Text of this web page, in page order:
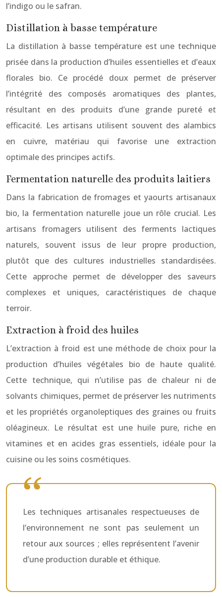
l’indigo ou le safran.
Distillation à basse température
La distillation à basse température est une technique
prisée dans la production d’huiles essentielles et d’eaux
florales bio. Ce procédé doux permet de préserver
l’intégrité des composés aromatiques des plantes,
résultant en des produits d’une grande pureté et
efficacité. Les artisans utilisent souvent des alambics
en cuivre, matériau qui favorise une extraction
optimale des principes actifs.
Fermentation naturelle des produits laitiers
Dans la fabrication de fromages et yaourts artisanaux
bio, la fermentation naturelle joue un rôle crucial. Les
artisans fromagers utilisent des ferments lactiques
naturels, souvent issus de leur propre production,
plutôt que des cultures industrielles standardisées.
Cette approche permet de développer des saveurs
complexes et uniques, caractéristiques de chaque
terroir.
Extraction à froid des huiles
L’extraction à froid est une méthode de choix pour la
production d’huiles végétales bio de haute qualité.
Cette technique, qui n’utilise pas de chaleur ni de
solvants chimiques, permet de préserver les nutriments
et les propriétés organoleptiques des graines ou fruits
oléagineux. Le résultat est une huile pure, riche en
vitamines et en acides gras essentiels, idéale pour la
cuisine ou les soins cosmétiques.
Les techniques artisanales respectueuses de
l’environnement ne sont pas seulement un
retour aux sources ; elles représentent l’avenir
d’une production durable et éthique.